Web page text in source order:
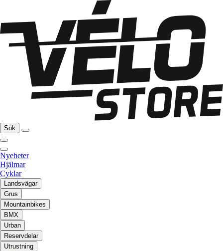
Sök
Nyeheter
Hjälmar
Cyklar
Landsvägar
Grus
Mountainbikes
BMX
Urban
Reservdelar
Utrustning